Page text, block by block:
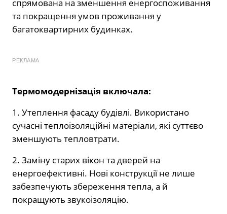
спрямована на зменшення енергоспоживання
та покращення умов проживання у
багатоквартирних будинках.
РЕКЛАМА
Термомодернізація включала:
1. Утеплення фасаду будівлі. Використано
сучасні теплоізоляційні матеріали, які суттєво
зменшують тепловтрати.
2. Заміну старих вікон та дверей на
енергоефективні. Нові конструкції не лише
забезпечують збереження тепла, а й
покращують звукоізоляцію.